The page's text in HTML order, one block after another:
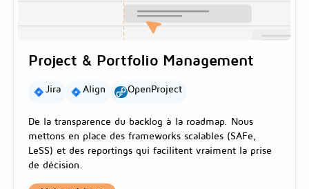
Project & Portfolio Management
Jira Align OpenProject
De la transparence du backlog à la roadmap. Nous
mettons en place des frameworks scalables (SAFe,
LeSS) et des reportings qui facilitent vraiment la prise
de décision.